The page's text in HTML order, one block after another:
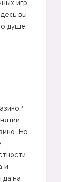
игр
вы
душе.
Но
и
на